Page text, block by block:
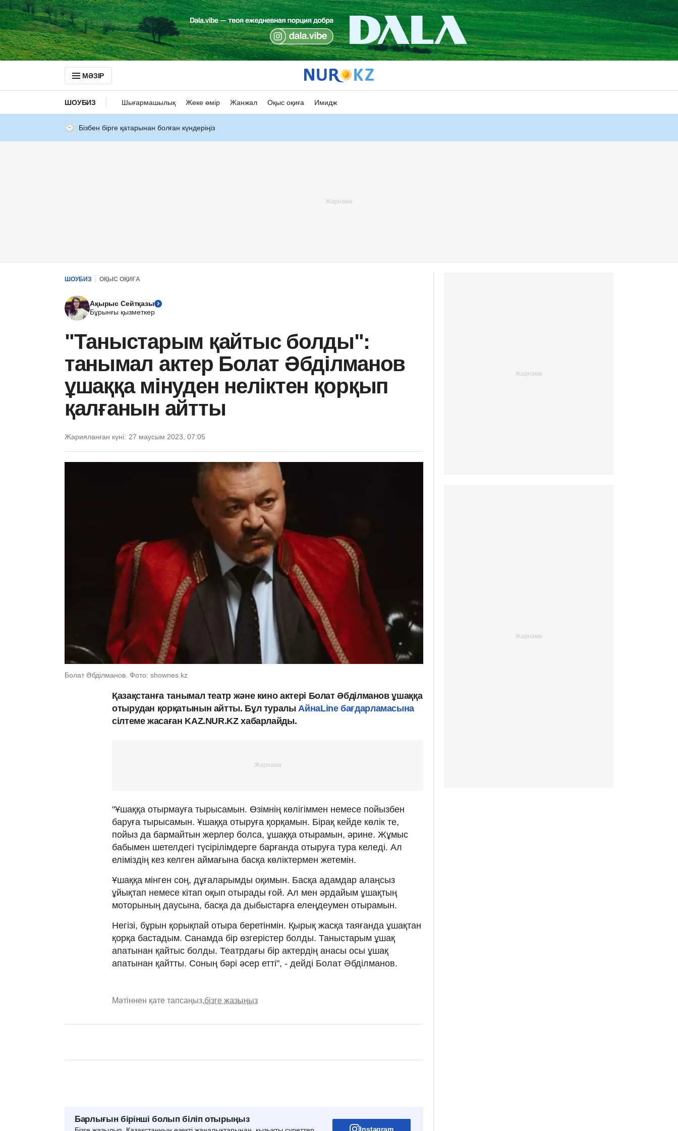
МӘЗІР
ШОУБИЗ Шығармашылық Жеке өмір Жанжал Оқыс оқиға Имидж
Бізбен бірге қатарынан болған күндеріңіз
ШОУБИЗ ОҚЫС ОҚИҒА
Ақырыс Сейтқазы
Бұрынғы қызметкер
"Таныстарым қайтыс болды":
танымал актер Болат Әбділманов
ұшаққа мінуден неліктен қорқып
қалғанын айтты
Жарияланған күні: 27 маусым 2023, 07:05
Болат Әбділманов. Фото: shownes.kz
Қазақстанға танымал театр және кино актері Болат Әбділманов ұшаққа
отырудан қорқатынын айтты. Бұл туралы АйнаLine бағдарламасына
сілтеме жасаған KAZ.NUR.KZ хабарлайды.
"Ұшаққа отырмауға тырысамын. Өзімнің көлігіммен немесе пойызбен
баруға тырысамын. Ұшаққа отыруға қорқамын. Бірақ кейде көлік те,
пойыз да бармайтын жерлер болса, ұшаққа отырамын, әрине. Жұмыс
бабымен шетелдегі түсірілімдерге барғанда отыруға тура келеді. Ал
еліміздің кез келген аймағына басқа көліктермен жетемін.
Ұшаққа мінген соң, дұғаларымды оқимын. Басқа адамдар алаңсыз
ұйықтап немесе кітап оқып отырады ғой. Ал мен әрдайым ұшақтың
моторының даусына, басқа да дыбыстарға елеңдеумен отырамын.
Негізі, бұрын қорықпай отыра беретінмін. Қырық жасқа таяғанда ұшақтан
қорқа бастадым. Санамда бір өзгерістер болды. Таныстарым ұшақ
апатынан қайтыс болды. Театрдағы бір актердің анасы осы ұшақ
апатынан қайтты. Соның бәрі әсер етті", - дейді Болат Әбділманов.
Мәтіннен қате тапсаңыз,бізге жазыңыз
Барлығын бірінші болып біліп отырыңыз
Instagram